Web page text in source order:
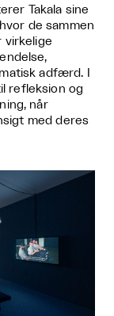
Takala sine
de sammen
virkelige
adfærd. I
refleksion og
når
med deres